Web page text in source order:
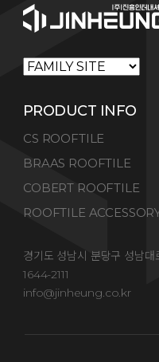
PRODUCT INFO
CS ROOFTILE
BRAAS ROOFTILE
COBERT ROOFTILE
ROOFTILE
경기도 성남시 분당구 성남
1644-2111
info@jinheung.co.kr